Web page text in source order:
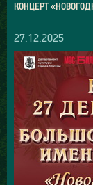
КОНЦЕРТ
27.12.2025